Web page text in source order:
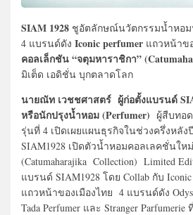
SIAM 1928 ชูอัตลักษณ์นวัตกรรมน้ำหอม
4 แบรนด์ดัง Iconic perfumer แถวหน้าข
คอลเล็กชัน “จตุมหาราชิกา”
มิเต็ด เอดิชั่น บุกตลาดโลก
นายณัท เวชชศาสตร์ ผู้ก่อตั้งแบรนด์
หรือนักปรุงน้ำหอม (Perfumer) ผู้สืบทอ
รุ่นที่ 4 เปิดเผยแผนธุรกิจในช่วงครึ่งหลัง
SIAM1928 เปิดตัวน้ำหอมคอลเลคชั่นใ
(Catumaharajika Collection) Limited
แบรนด์ SIAM1928 โดย Collab กับ
แถวหน้าของเมืองไทย 4 แบรนด์ดัง
Tada Perfumer และ Stranger